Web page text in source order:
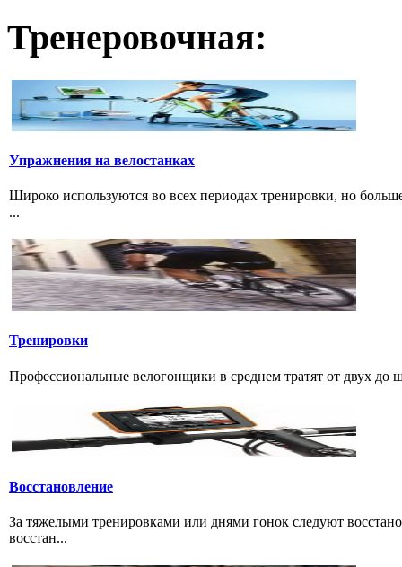
Тренеровочная:
Упражнения на велостанках
Широко используются во всех периодах тренировки, но
...
Тренировки
Профессиональные велогонщики в среднем тратят от двух до
Восстановление
За тяжелыми тренировками или днями гонок следуют
восстан...